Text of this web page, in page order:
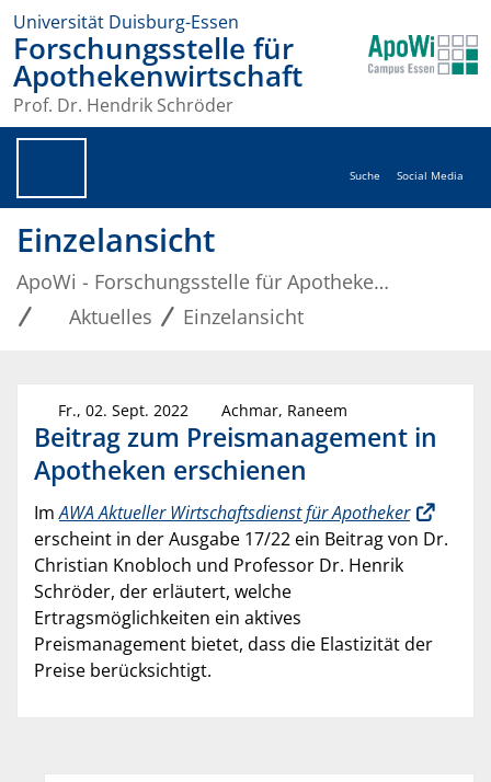
Universität Duisburg-Essen
Forschungsstelle für
Apothekenwirtschaft
Prof. Dr. Hendrik Schröder
Suche Social Media
Einzelansicht
ApoWi - Forschungsstelle für Apothekenwirtschaft
Aktuelles
Einzelansicht
Fr., 02. Sept. 2022 Achmar, Raneem
Beitrag zum Preismanagement in
Apotheken erschienen
ImAWA Aktueller Wirtschaftsdienst für Apotheker
erscheint in der Ausgabe 17/22 ein Beitrag von Dr.
Christian Knobloch und Professor Dr. Henrik
Schröder, der erläutert, welche
Ertragsmöglichkeiten ein aktives
Preismanagement bietet, dass die Elastizität der
Preise berücksichtigt.